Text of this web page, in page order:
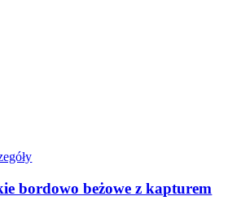
bordowo beżowe z kapturem